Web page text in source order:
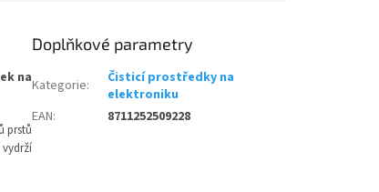
na
prstů
Doplňkové parametry
Kategorie:
Čisticí prostředky na
elektroniku
EAN: 8711252509228